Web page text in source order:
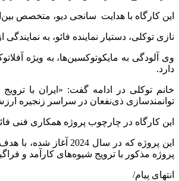
این کارگاه با هدایت سانجی دیو، متخصص
نازی توکلی، دستیار نماینده فائو، به
وی آلودگی به مایکوتوکسین‌ها، به ویژه
دارد.
خانم توکلی در ادامه گفت: «ایران با
توانمندسازی ذی‌نفعان در سراسر زنجیره
این کارگاه در چارچوب پروژه همکاری فنی
این پروژه که در
پروژه مذکور با ترویج شیوه‌های کارآمد و
انتهای پیام/